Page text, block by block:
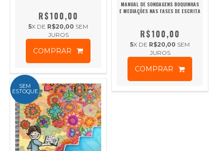
R$100,00
5X DE R$20,00 SEM
JUROS
COMPRAR
MANUAL DE SONDAGENS BOQUINHAS
E MEDIAÇÕES NAS FASES DE ESCRITA
R$100,00
5X DE R$20,00 SEM
JUROS
COMPRAR
SEM
ESTOQUE